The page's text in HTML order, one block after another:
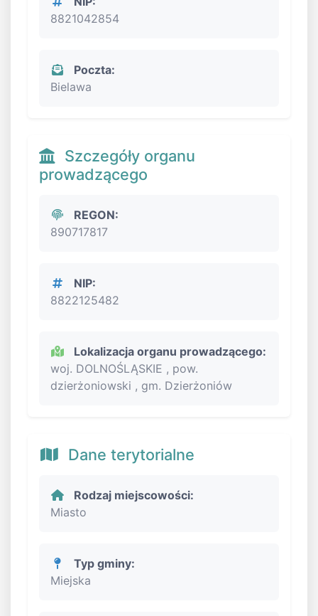
8821042854
Poczta:
Bielawa
Szczegóły organu
prowadzącego
REGON:
890717817
NIP:
8822125482
Lokalizacja organu prowadzącego:
woj. DOLNOŚLĄSKIE , pow.
dzierżoniowski , gm. Dzierżoniów
Dane terytorialne
Rodzaj miejscowości:
Miasto
Typ gminy:
Miejska